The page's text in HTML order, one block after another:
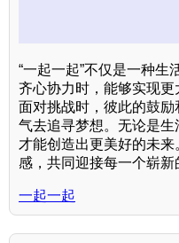
“一起一起”不仅是一种生
齐心协力时，能够实现
面对挑战时，彼此的鼓
气去追寻梦想。无论是生
才能创造出更美好的未来
感，共同迎接每一个崭新
一起一起